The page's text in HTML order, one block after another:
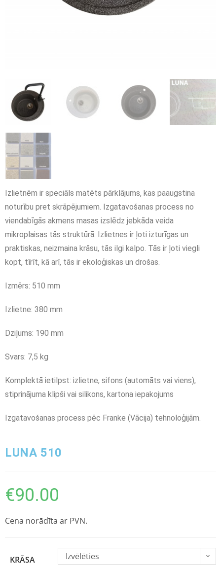
Izlietnēm ir speciāls matēts pārklājums, kas paaugstina
noturību pret skrāpējumiem. Izgatavošanas process no
viendabīgās akmens masas izslēdz jebkāda veida
mikroplaisas tās struktūrā. Izlietnes ir ļoti izturīgas un
praktiskas, neizmaina krāsu, tās ilgi kalpo. Tās ir ļoti viegli
kopt, tīrīt, kā arī, tās ir ekoloģiskas un drošas.
Izmērs: 510 mm
Izlietne: 380 mm
Dziļums: 190 mm
Svars: 7,5 kg
Komplektā ietilpst: izlietne, sifons (automāts vai viens),
stiprinājuma klipši vai silikons, kartona iepakojums
Izgatavošanas process pēc Franke (Vācija) tehnoloģijām.
LUNA 510
€90.00
Cena norādīta ar PVN.
KRĀSA Izvēlēties